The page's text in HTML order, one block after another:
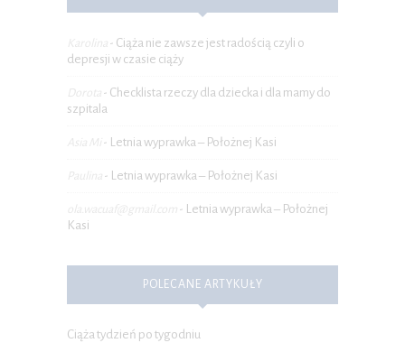
Karolina - Ciąża nie zawsze jest radością czyli o
depresji w czasie ciąży
Dorota - Checklista rzeczy dla dziecka i dla mamy do
szpitala
Asia Mi - Letnia wyprawka – Położnej Kasi
Paulina - Letnia wyprawka – Położnej Kasi
ola.wacuaf@gmail.com - Letnia wyprawka – Położnej
Kasi
POLECANE ARTYKUŁY
Ciąża tydzień po tygodniu